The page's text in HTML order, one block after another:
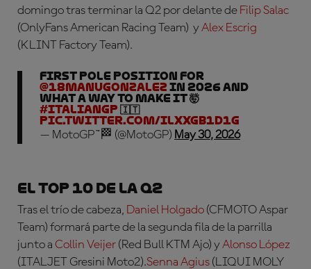
domingo tras terminar la Q2 por delante de Filip Salac
(OnlyFans American Racing Team) yAlex Escrig
(KLINT Factory Team).
First pole position for
@18manugonzalez in 2026 and
WHAT A WAY TO MAKE IT 🤯
#ItalianGP 🇮🇹
pic.twitter.com/ilXXgb1D1g
— MotoGP™🏁 (@MotoGP) May 30, 2026
El Top 10 de la Q2
Tras el trío de cabeza, Daniel Holgado (CFMOTO Aspar
Team) formará parte de la segunda fila de la parrilla
junto a Collin Veijer (Red Bull KTM Ajo) yAlonso López
(ITALJET Gresini Moto2).Senna Agius (LIQUI MOLY